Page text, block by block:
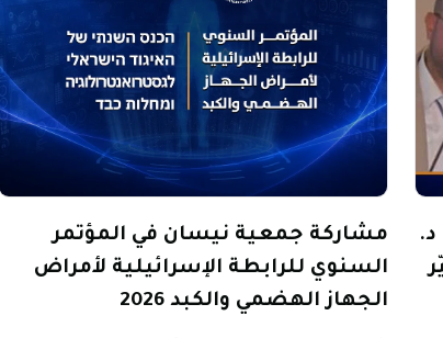
د.
مشاركة جمعية نيسان في المؤتمر
السنوي للرابطة الإسرائيلية لأمراض
الجهاز الهضمي والكبد 2026